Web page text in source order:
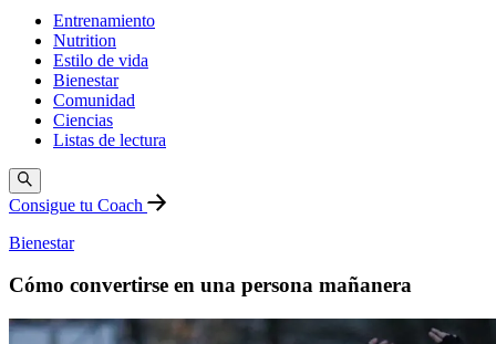
Entrenamiento
Nutrition
Estilo de vida
Bienestar
Comunidad
Ciencias
Listas de lectura
Consigue tu Coach
Bienestar
Cómo convertirse en una persona mañanera